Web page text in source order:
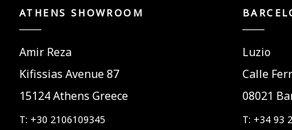
ATHENS SHOWROOM
Amir Reza
Kifissias Avenue 87
15124 Athens Greece
T: +30 2106109345
Luzio
Calle
08021
T: +34 93